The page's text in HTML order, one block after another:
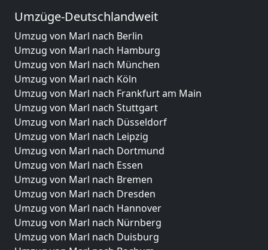
Umzüge-Deutschlandweit
Umzug von Marl nach Berlin
Umzug von Marl nach Hamburg
Umzug von Marl nach München
Umzug von Marl nach Köln
Umzug von Marl nach Frankfurt am Main
Umzug von Marl nach Stuttgart
Umzug von Marl nach Düsseldorf
Umzug von Marl nach Leipzig
Umzug von Marl nach Dortmund
Umzug von Marl nach Essen
Umzug von Marl nach Bremen
Umzug von Marl nach Dresden
Umzug von Marl nach Hannover
Umzug von Marl nach Nürnberg
Umzug von Marl nach Duisburg